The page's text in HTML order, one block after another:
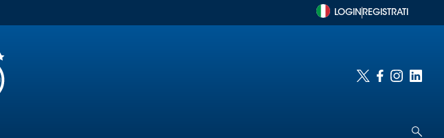
LOGIN REGISTRATI